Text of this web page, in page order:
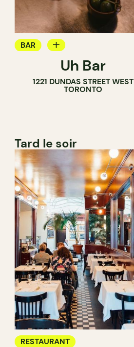
BAR
BAR À COCKTAILUh Bar
1221 DUNDAS STREET WEST
TORONTO
Tard le soir
RESTAURANT